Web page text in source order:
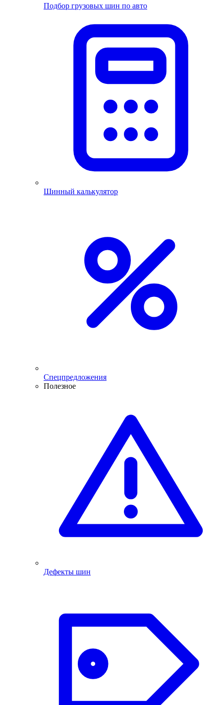
Подбор грузовых шин по авто
Шинный калькулятор
Спецпредложения
Полезное
Дефекты шин